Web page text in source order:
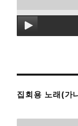
집회용 노래(가